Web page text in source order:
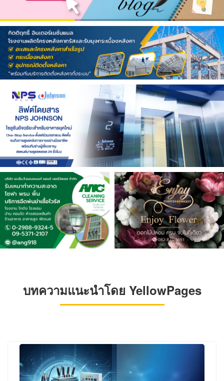
บทความแนะนำโดย YellowPages